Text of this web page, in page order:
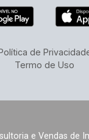
de
Termo de Uso
e Vendas de